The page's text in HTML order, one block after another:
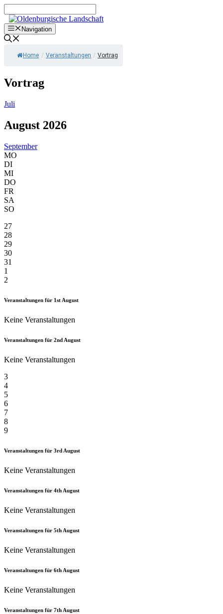
Inhalt
springenNavigation
Home / Veranstaltungen / Vortrag
Vortrag
Juli
August 2026
September
MO
DI
MI
DO
FR
SA
SO
27
28
29
30
31
1
2
Veranstaltungen für 1st August
Keine Veranstaltungen
Veranstaltungen für 2nd August
Keine Veranstaltungen
3
4
5
6
7
8
9
Veranstaltungen für 3rd August
Keine Veranstaltungen
Veranstaltungen für 4th August
Keine Veranstaltungen
Veranstaltungen für 5th August
Keine Veranstaltungen
Veranstaltungen für 6th August
Keine Veranstaltungen
Veranstaltungen für 7th August